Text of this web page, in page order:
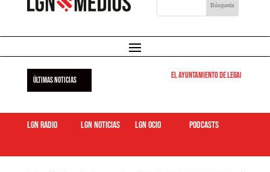
ÚLTIMAS NOTICIAS El Ayuntamiento de Leganés
LGN Radio LGN Noticias LGN ocio podcasts